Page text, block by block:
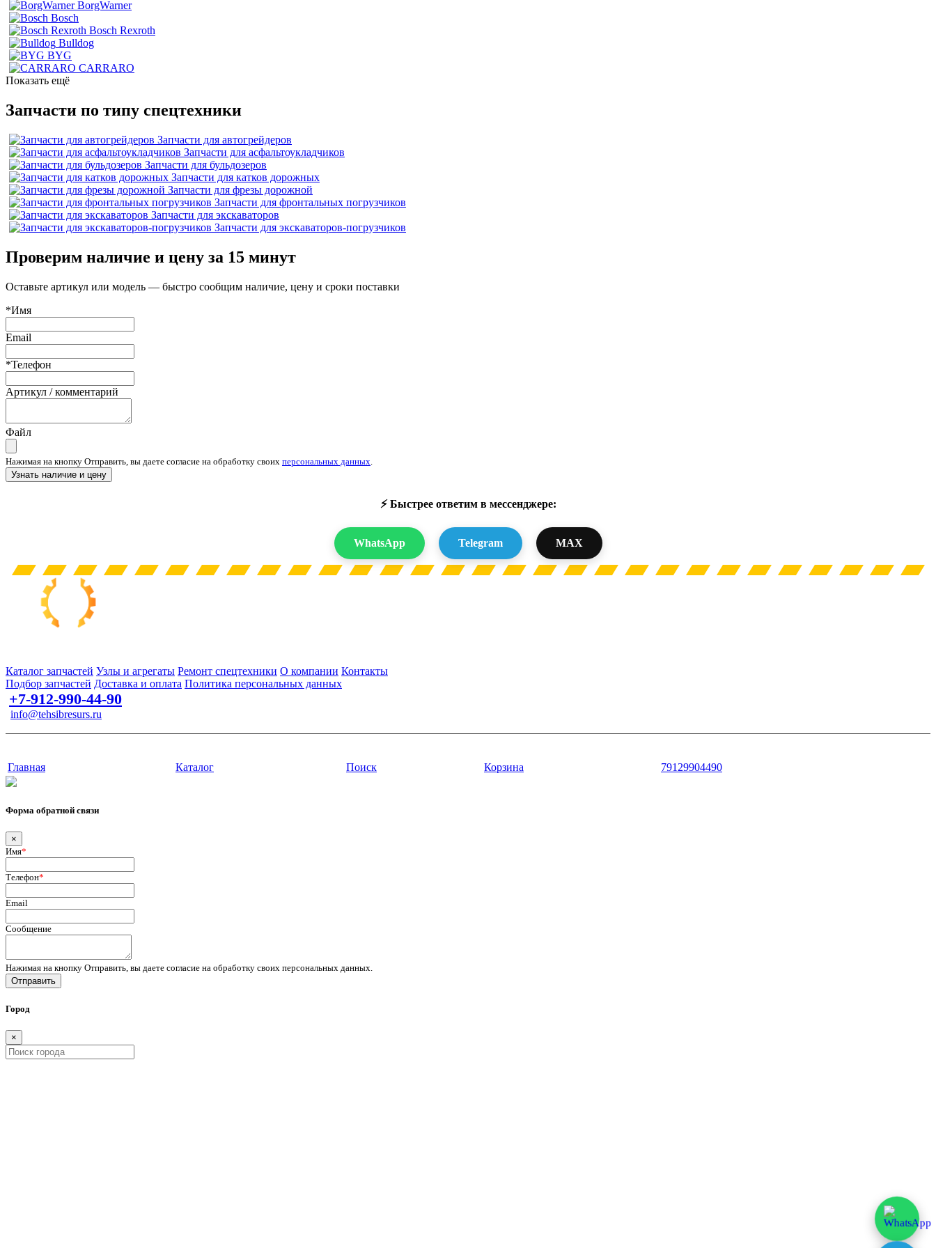
BorgWarner
Bosch
Bosch Rexroth
Bulldog
BYG
CARRARO
Показать ещё
Запчасти по типу спецтехники
Запчасти для автогрейдеров
Запчасти для асфальтоукладчиков
Запчасти для бульдозеров
Запчасти для катков дорожных
Запчасти для фрезы дорожной
Запчасти для фронтальных погрузчиков
Запчасти для экскаваторов
Запчасти для экскаваторов-погрузчиков
Проверим наличие и цену за 15 минут
Оставьте артикул или модель — быстро сообщим наличие, цену и сроки поставки
*Имя
Email
*Телефон
Артикул / комментарий
Файл
Нажимая на кнопку Отправить, вы даете согласие на обработку своих персональных данных
Узнать наличие и цену
⚡ Быстрее ответим в мессенджере:
WhatsApp Telegram MAX
Каталог запчастей Узлы и агрегаты Ремонт спецтехники О компании Контакты
Подбор запчастей Доставка и оплата Политика персональных данных
+7-912-990-44-90
info@tehsibresurs.ru
Главная Каталог Поиск Корзина 79129904490
Форма обратной связи
×
Имя*
Телефон*
Email
Сообщение
Нажимая на кнопку Отправить, вы даете согласие на обработку своих персональных данных.
Отправить
Город
×